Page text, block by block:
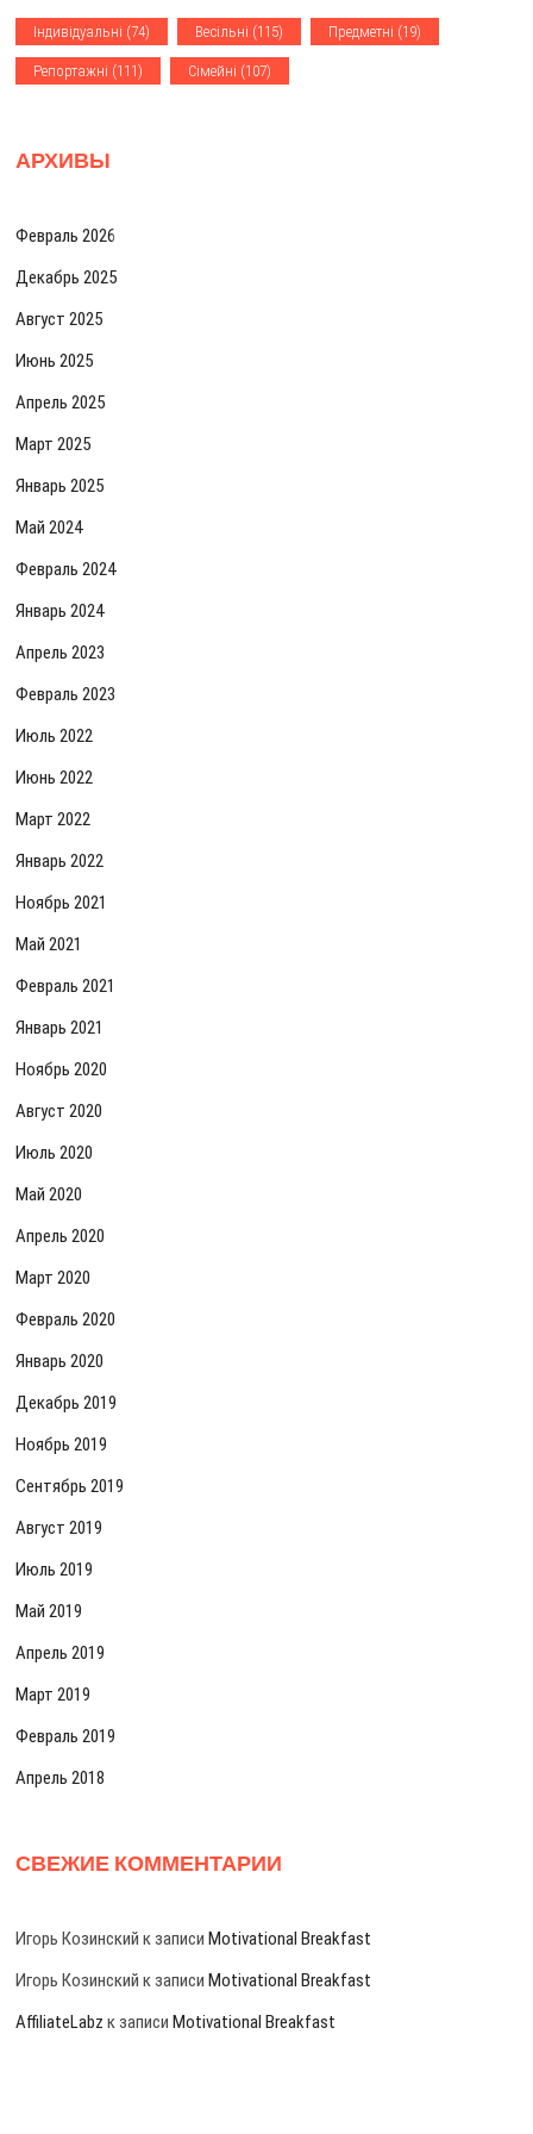
м
Iндивiдуальнi (74) Весiльнi (115) Предметнi (19)
Репортажнi (111) Сiмейнi (107)
АРХИВЫ
Февраль 2026
Декабрь 2025
Август 2025
Июнь 2025
Апрель 2025
Март 2025
Январь 2025
Май 2024
Февраль 2024
Январь 2024
Апрель 2023
Февраль 2023
Июль 2022
Июнь 2022
Март 2022
Январь 2022
Ноябрь 2021
Май 2021
Февраль 2021
Январь 2021
Ноябрь 2020
Август 2020
Июль 2020
Май 2020
Апрель 2020
Март 2020
Февраль 2020
Январь 2020
Декабрь 2019
Ноябрь 2019
Сентябрь 2019
Август 2019
Июль 2019
Май 2019
Апрель 2019
Март 2019
Февраль 2019
Апрель 2018
СВЕЖИЕ КОММЕНТАРИИ
Игорь Козинский к записиMotivational Breakfast
Игорь Козинский к записиMotivational Breakfast
AffiliateLabz к записиMotivational Breakfast